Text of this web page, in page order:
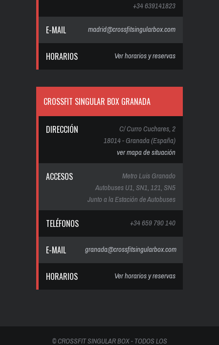
+34 639141823
E-MAIL madrid@crossfitsingularbox.com
HORARIOS Ver horarios y reservas
CROSSFIT SINGULAR BOX GRANADA
DIRECCIÓN
C/ Curro Cuchares, 2
18014 - Granada (España)
ver mapa de situación
ACCESOS
Metro Luis Granado
Autobuses U1, SN1, 121, SN5
Junto a la Estación de Autobuses
TELÉFONOS +34 659 790 140
E-MAIL granada@crossfitsingularbox.com
HORARIOS Ver horarios y reservas
© CROSSFIT SINGULAR BOX - TODOS LOS